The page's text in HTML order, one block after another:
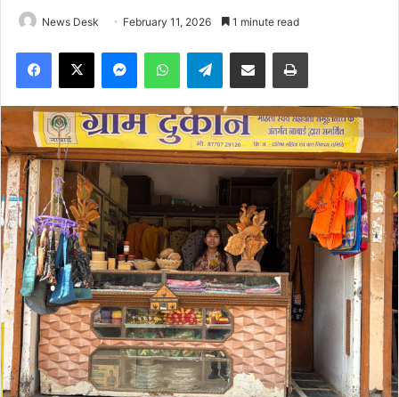
News Desk February 11, 2026 1 minute read
Facebook
X MessengerWhatsAppTelegramShare via Email Print